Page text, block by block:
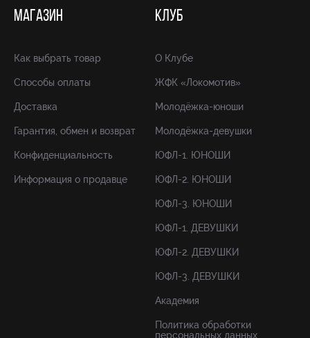
МАГАЗИН
Как выбрать товар
Способы оплаты
Доставка
Гарантия, обмен и возврат
Конфиденциальность
Информация о продавце
КЛУБ
О Клубе
ЖФК «Локомотив»
Молодёжка-юноши
Молодёжка-девушки
ЮФЛ-1. ЮНОШИ
ЮФЛ-2. ЮНОШИ
ЮФЛ-3. ЮНОШИ
ЮФЛ-1. ДЕВУШКИ
ЮФЛ-2. ДЕВУШКИ
ЮФЛ-3. ДЕВУШКИ
Академия
Политика обработки
персональных данных